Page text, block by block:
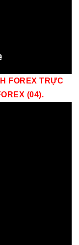
FOREX TRỰC
(04).